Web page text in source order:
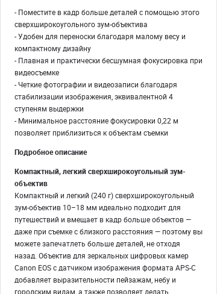
- Поместите в кадр больше деталей с помощью этого
сверхширокоугольного зум-объектива
- Удобен для переноски благодаря малому весу и
компактному дизайну
- Плавная и практически бесшумная фокусировка при
видеосъемке
- Четкие фотографии и видеозаписи благодаря
стабилизации изображения, эквивалентной 4
ступеням выдержки
- Минимальное расстояние фокусировки 0,22 м
позволяет приблизиться к объектам съемки
Подробное описание
Компактный, легкий сверхширокоугольный зум-
объектив
Компактный и легкий (240 г) сверхширокоугольный
зум-объектив 10–18 мм идеально подходит для
путешествий и вмещает в кадр больше объектов —
даже при съемке с близкого расстояния — поэтому вы
можете запечатлеть больше деталей, не отходя
назад. Объектив для зеркальных цифровых камер
Canon EOS с датчиком изображения формата APS-C
добавляет выразительности пейзажам, небу и
городским видам, а также позволяет делать